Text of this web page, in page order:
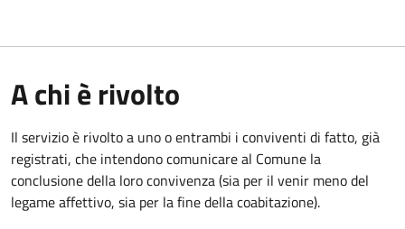
A chi è rivolto
Il servizio è rivolto a uno o entrambi i conviventi di fatto, già
registrati, che intendono comunicare al Comune la
conclusione della loro convivenza (sia per il venir meno del
legame affettivo, sia per la fine della coabitazione).